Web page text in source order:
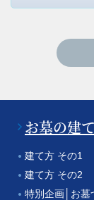
お墓の建
建て方 その1
建て方 その2
特別企画│お墓